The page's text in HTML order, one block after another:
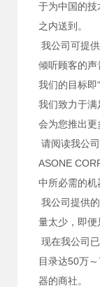
于为中国的
之内送到。
我公司可提
倾听顾客的声
我们的目标即
我们致力于
会为您推出更
请阅读我公
ASONE
中所必需的机
我公司提供
量太少，即便
现在我公司
目录达50万
器的商社。